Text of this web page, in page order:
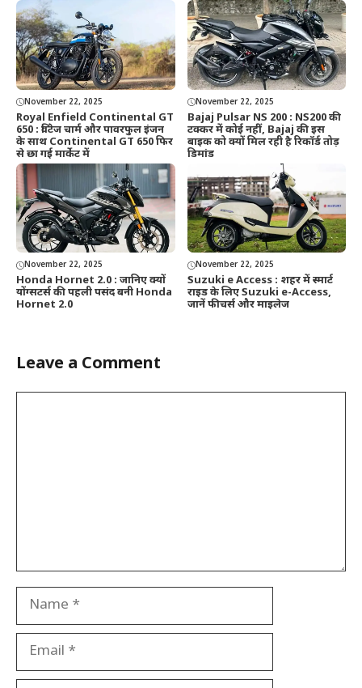
November 22, 2025
Royal Enfield Continental GT
650 : विंटेज चार्म और पावरफुल इंजन
के साथ Continental GT 650 फिर
से छा गई मार्केट में
November 22, 2025
Bajaj Pulsar NS 200 : NS200 की
टक्कर में कोई नहीं, Bajaj की इस
बाइक को क्यों मिल रही है रिकॉर्ड तोड़
डिमांड
November 22, 2025
Honda Hornet 2.0 : जानिए क्यों
योंग्सटर्स की पहली पसंद बनी Honda
Hornet 2.0
November 22, 2025
Suzuki e Access : शहर में स्मार्ट
राइड के लिए Suzuki e-Access,
जानें फीचर्स और माइलेज
Leave a Comment
Name
Email